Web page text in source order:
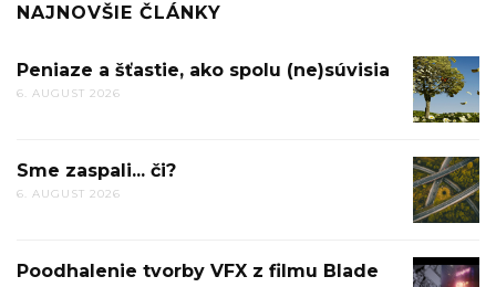
NAJNOVŠIE ČLÁNKY
A
AKO
SPOLU
Peniaze a šťastie, ako spolu (ne)súvisia
6. AUGUST 2026
SME
ČI?
Sme zaspali... či?
6. AUGUST 2026
Poodhalenie tvorby VFX z filmu Blade